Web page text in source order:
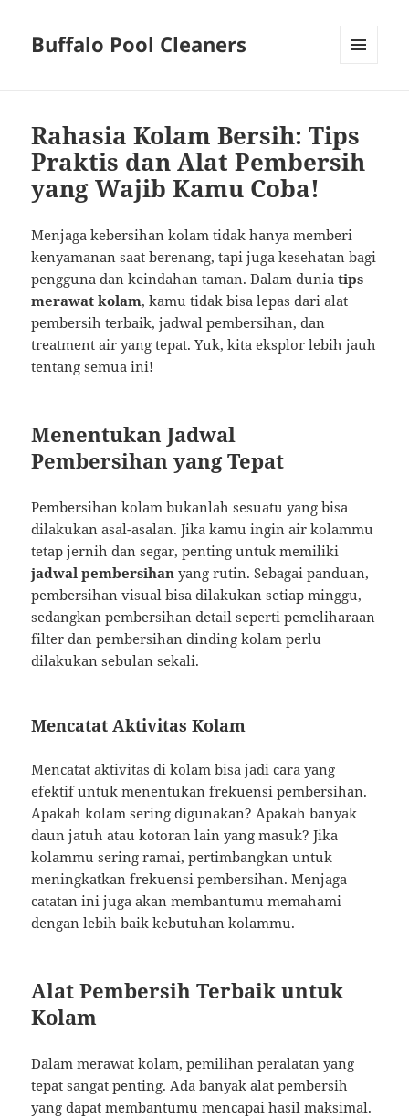
Buffalo Pool Cleaners
Rahasia Kolam Bersih: Tips
Praktis dan Alat Pembersih
yang Wajib Kamu Coba!
Menjaga kebersihan kolam tidak hanya memberi
kenyamanan saat berenang, tapi juga kesehatan bagi
pengguna dan keindahan taman. Dalam duniatips
merawat kolam, kamu tidak bisa lepas dari alat
pembersih terbaik, jadwal pembersihan, dan
treatment air yang tepat. Yuk, kita eksplor lebih jauh
tentang semua ini!
Menentukan Jadwal
Pembersihan yang Tepat
Pembersihan kolam bukanlah sesuatu yang bisa
dilakukan asal-asalan. Jika kamu ingin air kolammu
tetap jernih dan segar, penting untuk memiliki
jadwal pembersihan yang rutin. Sebagai panduan,
pembersihan visual bisa dilakukan setiap minggu,
sedangkan pembersihan detail seperti pemeliharaan
filter dan pembersihan dinding kolam perlu
dilakukan sebulan sekali.
Mencatat Aktivitas Kolam
Mencatat aktivitas di kolam bisa jadi cara yang
efektif untuk menentukan frekuensi pembersihan.
Apakah kolam sering digunakan? Apakah banyak
daun jatuh atau kotoran lain yang masuk? Jika
kolammu sering ramai, pertimbangkan untuk
meningkatkan frekuensi pembersihan. Menjaga
catatan ini juga akan membantumu memahami
dengan lebih baik kebutuhan kolammu.
Alat Pembersih Terbaik untuk
Kolam
Dalam merawat kolam, pemilihan peralatan yang
tepat sangat penting. Ada banyak alat pembersih
yang dapat membantumu mencapai hasil maksimal.